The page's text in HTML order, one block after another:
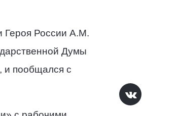
Героя России А.М.
Думы
и пообщался с